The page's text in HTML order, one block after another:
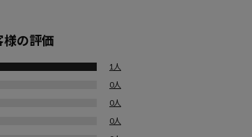
様の評価
1人
0人
0人
0人